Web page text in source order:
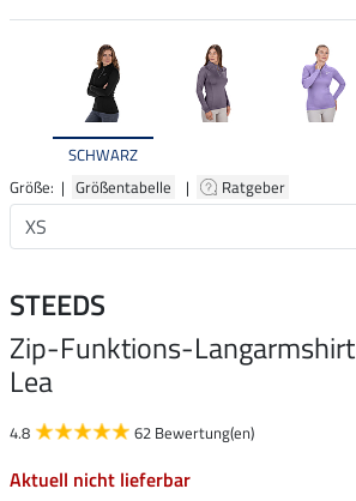
SCHWARZ
Größe: | Größentabelle | Ratgeber
STEEDS
Zip-Funktions-Langarmshirt
Lea
4.8 62 Bewertung(en)
Aktuell nicht lieferbar